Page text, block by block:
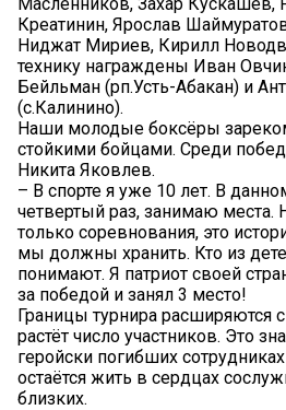
Креатинин, Ярослав
Ниджат Мириев, Кирилл
технику награждены Иван
Бейльман (рп.Усть-Абакан) и
(с.Калинино).
Наши молодые боксёры
стойкими бойцами. Среди
Никита Яковлев.
– В спорте я уже 10 лет. В
четвертый раз, занимаю места.
только соревнования, это
мы должны хранить. Кто из
понимают. Я патриот своей
за победой и занял 3 место!
Границы турнира расширяются
растёт число участников. Это
геройски погибших
остаётся жить в сердцах
близких.